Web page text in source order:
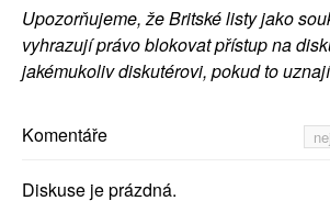
Upozorňujeme, že Britské listy jako
vyhrazují právo blokovat přístup na
jakémukoliv diskutérovi, pokud to
Komentáře
Diskuse je prázdná.